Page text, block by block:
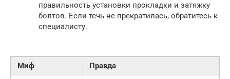
правильность установки прокладки и затяжку
болтов. Если течь не прекратилась, обратитесь к
специалисту.
Миф
Правда